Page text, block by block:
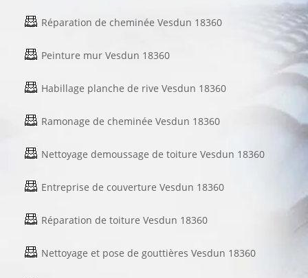
Réparation de cheminée Vesdun 18360
Peinture mur Vesdun 18360
Habillage planche de rive Vesdun 18360
Ramonage de cheminée Vesdun 18360
Nettoyage demoussage de toiture Vesdun 18360
Entreprise de couverture Vesdun 18360
Réparation de toiture Vesdun 18360
Nettoyage et pose de gouttières Vesdun 18360